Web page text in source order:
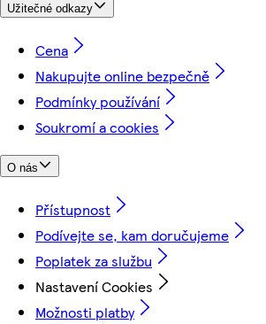
Užitečné odkazy
Cena
Nakupujte online bezpečně
Podmínky používání
Soukromí a cookies
O nás
Přístupnost
Podívejte se, kam doručujeme
Poplatek za službu
Nastavení Cookies
Možnosti platby